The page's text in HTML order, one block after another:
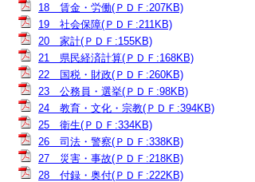
18 賃金・労働(ＰＤＦ:207KB)
19 社会保障(ＰＤＦ:211KB)
20 家計(ＰＤＦ:155KB)
21 県民経済計算(ＰＤＦ:168KB)
22 国税・財政(ＰＤＦ:260KB)
23 公務員・選挙(ＰＤＦ:98KB)
24 教育・文化・宗教(ＰＤＦ:394KB)
25 衛生(ＰＤＦ:334KB)
26 司法・警察(ＰＤＦ:338KB)
27 災害・事故(ＰＤＦ:218KB)
28 付録・奥付(ＰＤＦ:222KB)